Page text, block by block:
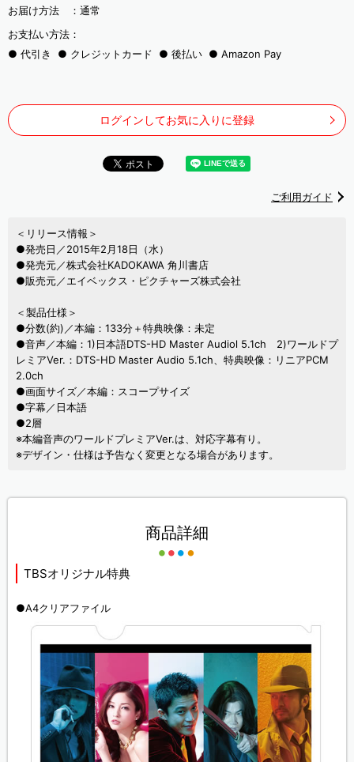
お届け方法 ： 通常
お支払い方法：
代引き
クレジットカード 後払い Amazon Pay
ログインしてお気に入りに登録
ご利用ガイド
＜リリース情報＞
●発売日／2015年2月18日（水）
●発売元／株式会社KADOKAWA 角川書店
●販売元／エイベックス・ピクチャーズ株式会社
＜製品仕様＞
●分数(約)／本編：133分＋特典映像：未定
●音声／本編：1)日本語DTS-HD Master Audiol 5.1ch 2)ワールドプ
レミアVer.：DTS-HD Master Audio 5.1ch、特典映像：リニアPCM
2.0ch
●画面サイズ／本編：スコープサイズ
●字幕／日本語
●2層
※本編音声のワールドプレミアVer.は、対応字幕有り。
※デザイン・仕様は予告なく変更となる場合があります。
商品詳細
TBSオリジナル特典
●A4クリアファイル